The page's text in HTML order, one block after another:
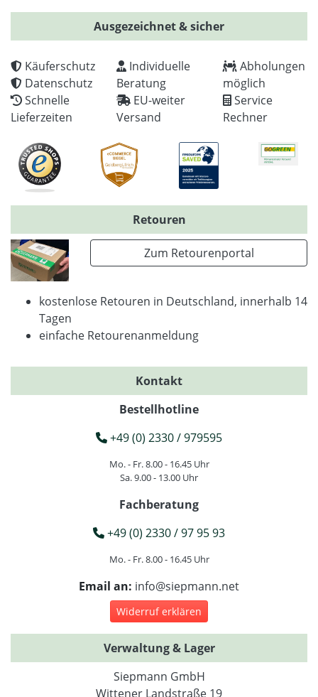
Ausgezeichnet & sicher
Käuferschutz
Datenschutz
Schnelle
Lieferzeiten
Individuelle
Beratung
EU-weiter
Versand
Abholungen
möglich
Service
Rechner
Retouren
Zum Retourenportal
kostenlose Retouren in Deutschland, innerhalb 14
Tagen
einfache Retourenanmeldung
Kontakt
Bestellhotline
+49 (0) 2330 / 979595
Mo. - Fr. 8.00 - 16.45 Uhr
Sa. 9.00 - 13.00 Uhr
Fachberatung
+49 (0) 2330 / 97 95 93
Mo. - Fr. 8.00 - 16.45 Uhr
Email an: info@siepmann.net
Widerruf erklären
Verwaltung & Lager
Siepmann GmbH
Wittener Landstraße 19